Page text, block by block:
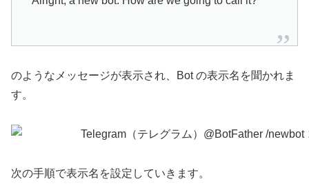
のようなメッセージが表示され、Bot の表示名を聞かれま
す。
次の手順で表示名を設定していきます。